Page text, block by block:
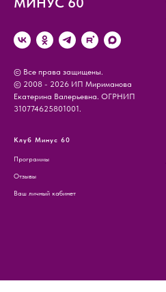
© Все права защищены.
© 2008 - 2026 ИП Мириманова
Екатерина Валерьевна. ОГРНИП
310774625801001.
Клуб Минус 60
Программы
Отзывы
Ваш личный кабинет